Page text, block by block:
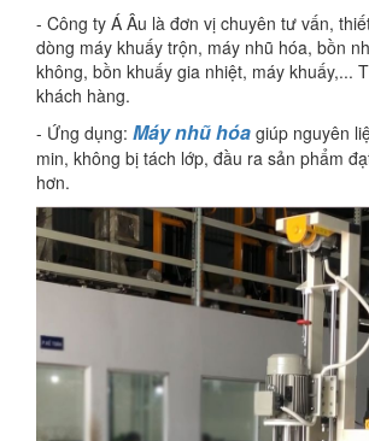
- Công ty Á Âu là đơn vị chuyên tư vấn,
dòng máy khuấy trộn, máy nhũ hóa, bồn
không, bồn khuấy gia nhiệt, máy khuấy,...
khách hàng.
- Ứng dụng: Máy nhũ hóa giúp nguyên
min, không bị tách lớp, đầu ra sản phẩm
hơn.